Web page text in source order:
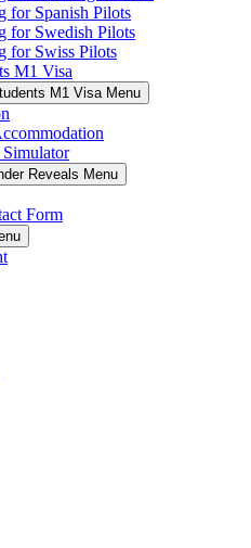
for Spanish Pilots
for Swedish Pilots
for Swiss Pilots
M1 Visa
M1 Visa Menu
Reveals Menu
Form